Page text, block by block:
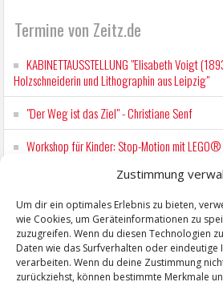
Zustimmung
Um dir ein optimales Erlebnis zu bieten,
wie Cookies, um Geräteinformationen zu
zuzugreifen. Wenn du diesen Technologien
Daten wie das Surfverhalten oder eindeutige
verarbeiten. Wenn du deine Zustimmung
zurückziehst, können bestimmte Merkmale
Termine von Zeitz.de
KABINETTAUSSTELLUNG "Elisabeth Voigt
Holzschneiderin und Lithographin aus Leipzig"
"Der Weg ist das Ziel" - Christiane Senf
Workshop für Kinder: Stop-Motion mit
EINFACH LESEN im August 2026 H.P. Richter -
Lesung in Einfacher Sprache